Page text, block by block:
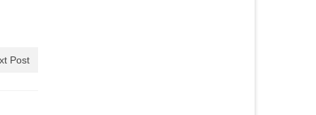
Post